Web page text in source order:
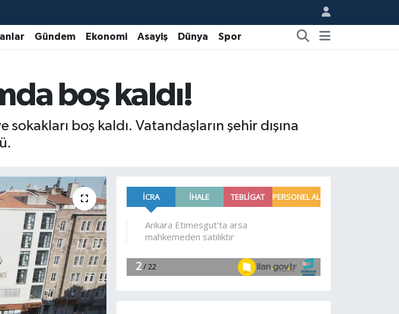
Gündem Ekonomi Asayiş Dünya Spor
boş kaldı!
boş kaldı. Vatandaşların şehir dışına